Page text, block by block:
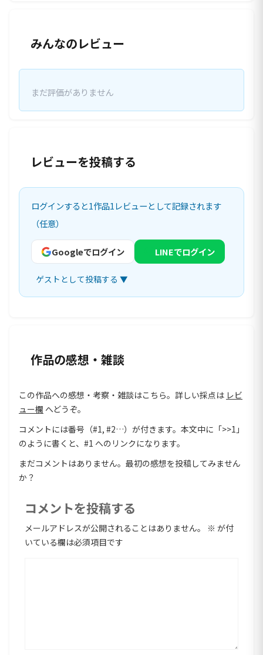
みんなのレビュー
まだ評価がありません
レビューを投稿する
ログインすると1作品1レビューとして記録されます
（任意）
Googleでログイン LINEでログイン
ゲストとして投稿する ▼
作品の感想・雑談
この作品への感想・考察・雑談はこちら。詳しい採点は レビ
ュー欄 へどうぞ。
コメントには番号（#1, #2…）が付きます。本文中に「>>1」
のように書くと、#1 へのリンクになります。
まだコメントはありません。最初の感想を投稿してみません
か？
コメントを投稿する
メールアドレスが公開されることはありません。 ※ が付
いている欄は必須項目です